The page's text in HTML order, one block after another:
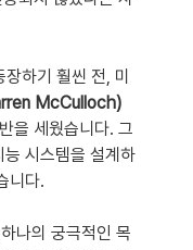
하기 훨씬 전, 미
McCulloch)
을 세웠습니다. 그
시스템을 설계하
니다.
나의 궁극적인 목